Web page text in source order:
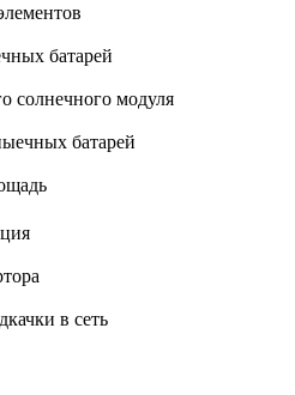
батарей
солнечного модуля
батарей
в сеть